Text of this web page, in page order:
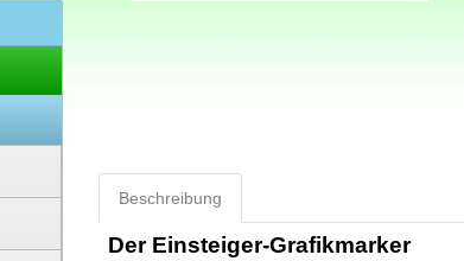
Beschreibung
Der Einsteiger-Grafikmarker